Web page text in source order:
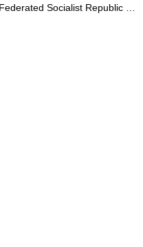
Socialist Republic …